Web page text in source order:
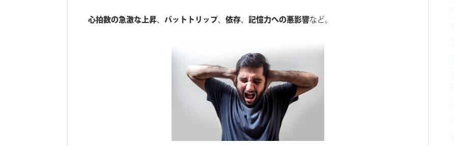
心拍数の急激な上昇、 バットトリップ、 依存、 記憶力への悪影響など。